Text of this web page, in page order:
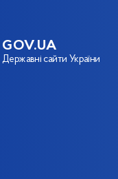
GOV.UA
Державні сайти України